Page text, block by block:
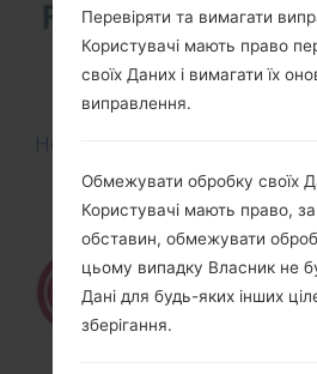
How to Flash Stock
using LG
Перевіряти та вимагати
Користувачі мають право
своїх Даних і вимагати їх
виправлення.
Обмежувати обробку своїх
Користувачі мають право,
обставин, обмежувати
цьому випадку Власник не
Дані для будь-яких інших
зберігання.